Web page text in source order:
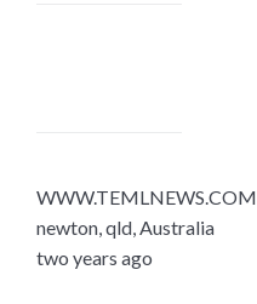
WWW.TEMLNEWS.COM
newton, qld, Australia
two years ago